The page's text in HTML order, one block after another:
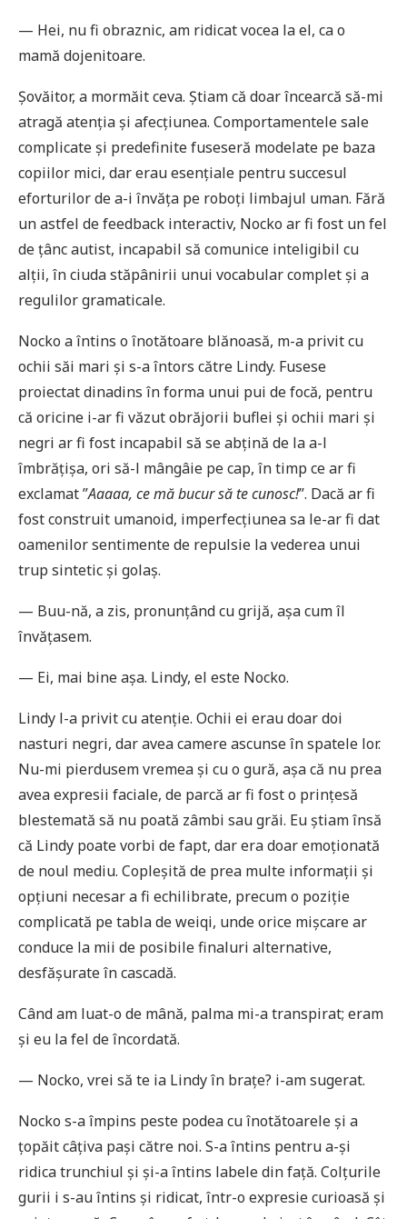
— Hei, nu fi obraznic, am ridicat vocea la el, ca o
mamă dojenitoare.
Șovăitor, a mormăit ceva. Știam că doar încearcă să-mi
atragă atenția și afecțiunea. Comportamentele sale
complicate și predefinite fuseseră modelate pe baza
copiilor mici, dar erau esențiale pentru succesul
eforturilor de a-i învăța pe roboți limbajul uman. Fără
un astfel de feedback interactiv, Nocko ar fi fost un fel
de țânc autist, incapabil să comunice inteligibil cu
alții, în ciuda stăpânirii unui vocabular complet și a
regulilor gramaticale.
Nocko a întins o înotătoare blănoasă, m-a privit cu
ochii săi mari și s-a întors către Lindy. Fusese
proiectat dinadins în forma unui pui de focă, pentru
că oricine i-ar fi văzut obrăjorii buflei și ochii mari și
negri ar fi fost incapabil să se abțină de la a-l
îmbrățișa, ori să-l mângâie pe cap, în timp ce ar fi
exclamat ”Aaaaa, ce mă bucur să te cunosc!”. Dacă ar fi
fost construit umanoid, imperfecțiunea sa le-ar fi dat
oamenilor sentimente de repulsie la vederea unui
trup sintetic și golaș.
— Buu-nă, a zis, pronunțând cu grijă, așa cum îl
învățasem.
— Ei, mai bine așa. Lindy, el este Nocko.
Lindy l-a privit cu atenție. Ochii ei erau doar doi
nasturi negri, dar avea camere ascunse în spatele lor.
Nu-mi pierdusem vremea și cu o gură, așa că nu prea
avea expresii faciale, de parcă ar fi fost o prințesă
blestemată să nu poată zâmbi sau grăi. Eu știam însă
că Lindy poate vorbi de fapt, dar era doar emoționată
de noul mediu. Copleșită de prea multe informații și
opțiuni necesar a fi echilibrate, precum o poziție
complicată pe tabla de weiqi, unde orice mișcare ar
conduce la mii de posibile finaluri alternative,
desfășurate în cascadă.
Când am luat-o de mână, palma mi-a transpirat; eram
și eu la fel de încordată.
— Nocko, vrei să te ia Lindy în brațe? i-am sugerat.
Nocko s-a împins peste podea cu înotătoarele și a
țopăit câțiva pași către noi. S-a întins pentru a-și
ridica trunchiul și și-a întins labele din față. Colțurile
gurii i s-au întins și ridicat, într-o expresie curioasă și